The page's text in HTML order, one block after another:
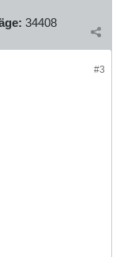
34408
#3